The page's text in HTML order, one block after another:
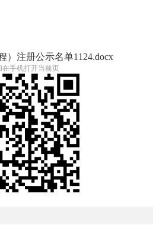
）注册公示名单1124.docx
在手机打开当前页